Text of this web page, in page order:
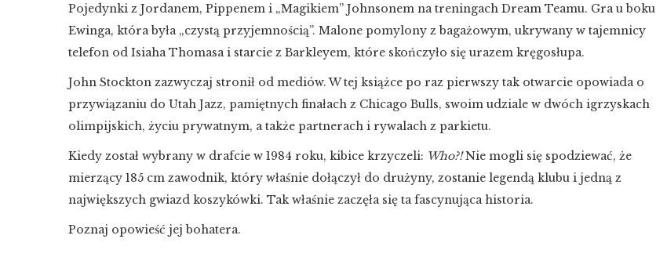
Pojedynki z Jordanem, Pippenem i „Magikiem” Johnsonem na treningach Dream Teamu. Gra u boku
Ewinga, która była „czystą przyjemnością”. Malone pomylony z bagażowym, ukrywany w tajemnicy
telefon od Isiaha Thomasa i starcie z Barkleyem, które skończyło się urazem kręgosłupa.
John Stockton zazwyczaj stronił od mediów. W tej książce po raz pierwszy tak otwarcie opowiada o
przywiązaniu do Utah Jazz, pamiętnych finałach z Chicago Bulls, swoim udziale w dwóch igrzyskach
olimpijskich, życiu prywatnym, a także partnerach i rywalach z parkietu.
Kiedy został wybrany w drafcie w 1984 roku, kibice krzyczeli: Who?!Nie mogli się spodziewać, że
mierzący 185 cm zawodnik, który właśnie dołączył do drużyny, zostanie legendą klubu i jedną z
największych gwiazd koszykówki. Tak właśnie zaczęła się ta fascynująca historia.
Poznaj opowieść jej bohatera.